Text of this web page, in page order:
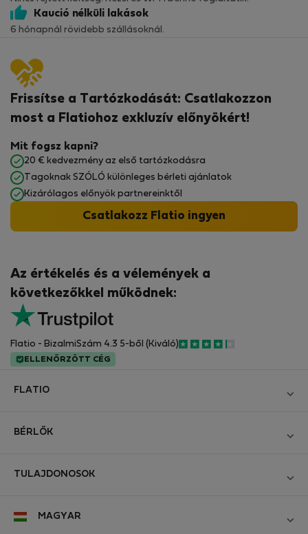
Kaució nélküli lakások
6 hónapnál rövidebb szállásoknál.
Az értékelés és a vélemények a
következőkkel működnek:
Flatio - BizalmiSzám 4.3 5-ből (Kiváló)
ELLENŐRZÖTT CÉG
Frissítse a Tartózkodását: Csatlakozzon
most a Flatiohoz exkluzív előnyökért!
Mit fogsz kapni?
20 € kedvezmény az első tartózkodásra
Tagoknak SZÓLÓ különleges bérleti ajánlatok
Kizárólagos előnyök partnereinktől
Csatlakozz Flatio ingyen
FLATIO
Csatlakozzon a Digitális Nomád Tesztelő Klubhoz
Üzleti feltételek
BÉRLŐK
Cégeknek
TULAJDONOSOK
MAGYAR